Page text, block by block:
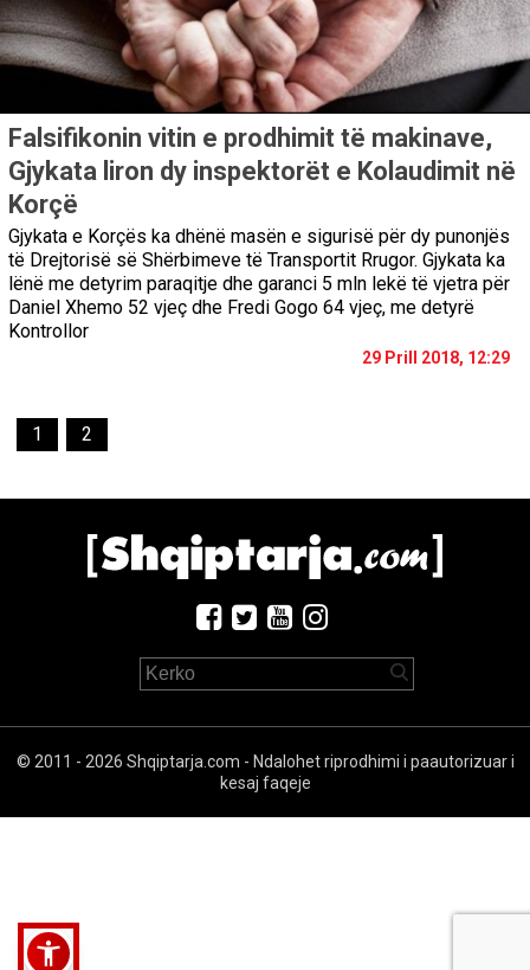
Falsifikonin vitin e prodhimit të makinave,
Gjykata liron dy inspektorët e Kolaudimit në
Korçë
Gjykata e Korçës ka dhënë masën e sigurisë për dy punonjës
të Drejtorisë së Shërbimeve të Transportit Rrugor. Gjykata ka
lënë me detyrim paraqitje dhe garanci 5 mln lekë të vjetra për
Daniel Xhemo 52 vjeç dhe Fredi Gogo 64 vjeç, me detyrë
Kontrollor
29 Prill 2018, 12:29
1 2
© 2011 - 2026 Shqiptarja.com - Ndalohet riprodhimi i paautorizuar i
kesaj faqeje